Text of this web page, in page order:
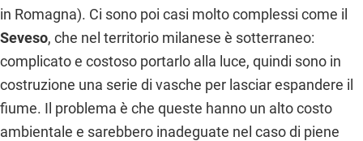
in Romagna). Ci sono poi casi molto complessi come il
Seveso, che nel territorio milanese è sotterraneo:
complicato e costoso portarlo alla luce, quindi sono in
costruzione una serie di vasche per lasciar espandere il
fiume. Il problema è che queste hanno un alto costo
ambientale e sarebbero inadeguate nel caso di piene